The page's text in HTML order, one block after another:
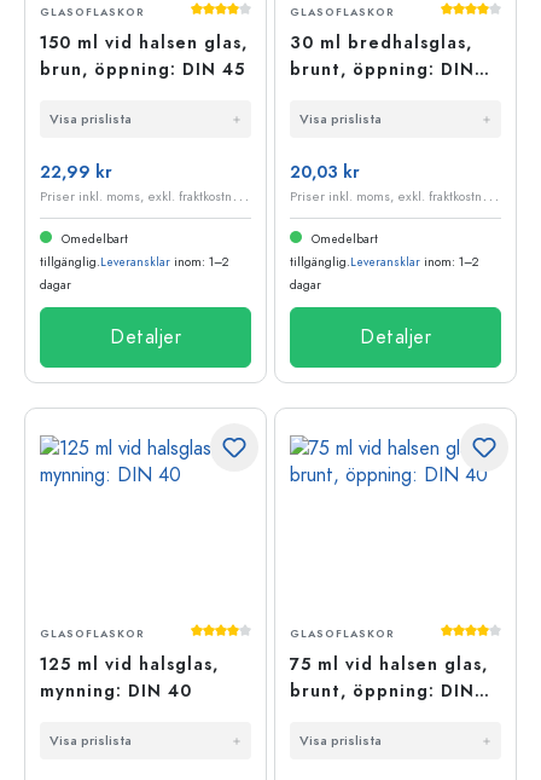
Genomsnittligt betyg på 4 av 5 stjärnor
GLASOFLASKOR
150 ml vid halsen glas,
brun, öppning: DIN 45
Visa prislista
22,99 kr
P
riser inkl. moms, exkl. fraktkostnader
Omedelbart
tillgänglig.Leveransklar inom: 1–2
dagar
Detaljer
GLASOFLASKOR
30 ml bredhalsglas,
brunt, öppning: DIN
Visa prislista
20,03 kr
P
riser inkl. moms, exkl. fraktkostnader
Omedelbart
tillgänglig.Leveransklar inom: 1–2
dagar
Detaljer
Genomsnittligt betyg på 4 av 5 stjärnor
GLASOFLASKOR
125 ml vid halsglas,
mynning: DIN 40
Visa prislista
GLASOFLASKOR
75 ml vid halsen glas,
brunt, öppning: DIN
Visa prislista